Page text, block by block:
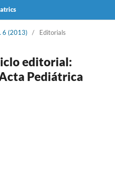
6 (2013) / Editorials
editorial:
Pediátrica